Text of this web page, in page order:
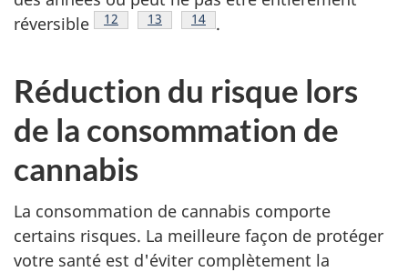
réversible
Note de bas de page
12 Note de bas de page
13 Note de bas de page
14 .
Réduction du risque lors
de la consommation de
cannabis
La consommation de cannabis comporte
certains risques. La meilleure façon de protéger
votre santé est d'éviter complètement la